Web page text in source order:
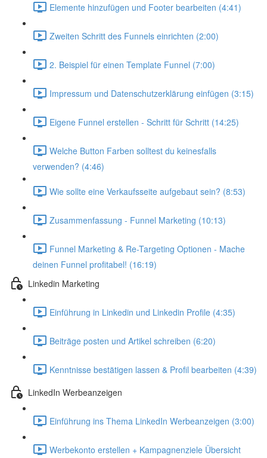
Elemente hinzufügen und Footer bearbeiten (4:41)
Zweiten Schritt des Funnels einrichten (2:00)
2. Beispiel für einen Template Funnel (7:00)
Impressum und Datenschutzerklärung einfügen (3:15)
Eigene Funnel erstellen - Schritt für Schritt (14:25)
Welche Button Farben solltest du keinesfalls
verwenden? (4:46)
Wie sollte eine Verkaufsseite aufgebaut sein? (8:53)
Zusammenfassung - Funnel Marketing (10:13)
Funnel Marketing & Re-Targeting Optionen - Mache
deinen Funnel profitabel! (16:19)
Linkedin Marketing
Einführung in Linkedin und Linkedin Profile (4:35)
Beiträge posten und Artikel schreiben (6:20)
Kenntnisse bestätigen lassen & Profil bearbeiten (4:39)
LinkedIn Werbeanzeigen
Einführung ins Thema LinkedIn Werbeanzeigen (3:00)
Werbekonto erstellen + Kampagnenziele Übersicht